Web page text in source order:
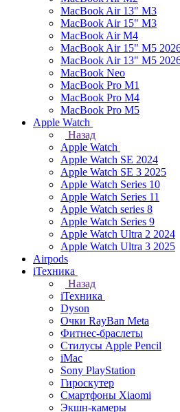
MacBook Air 13" M3
MacBook Air 15" M3
MacBook Air M4
MacBook Air 15" М5
MacBook Air 13" М5
MacBook Neo
MacBook Pro M1
MacBook Pro M4
MacBook Pro M5
Apple Watch
Назад
Apple Watch
Apple Watch SE 2024
Apple Watch SE 3 2025
Apple Watch Series 10
Apple Watch Series 11
Apple Watch series 8
Apple Watch Series 9
Apple Watch Ultra 2 2024
Apple Watch Ultra 3 2025
Airpods
iТехника
Назад
iТехника
Dyson
Очки RayBan Meta
Фитнес-браслеты
Стилусы Apple Pencil
iMac
Sony PlayStation
Гироскутер
Смартфоны Xiaomi
Экшн-камеры